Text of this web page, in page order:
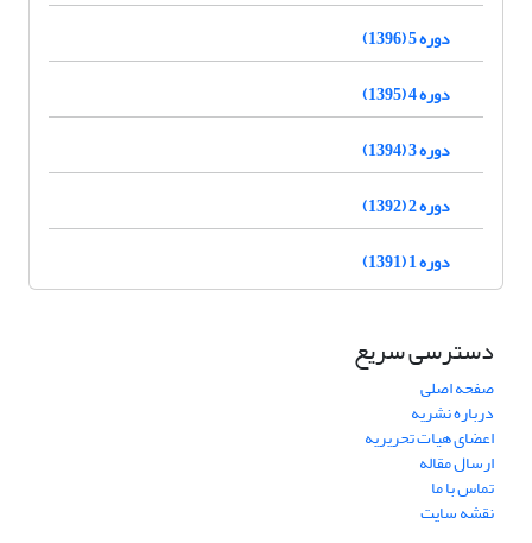
دوره 5 (1396)
دوره 4 (1395)
دوره 3 (1394)
دوره 2 (1392)
دوره 1 (1391)
دسترسی سریع
صفحه اصلی
درباره نشریه
اعضای هیات تحریریه
ارسال مقاله
تماس با ما
نقشه سایت